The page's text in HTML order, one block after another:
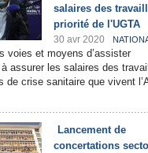
salaires des
priorité de l'UGTA
30 avr 2020
voies et moyens d’assister
à assurer les salaires des
de crise sanitaire que vivent
Lancement de
concertations